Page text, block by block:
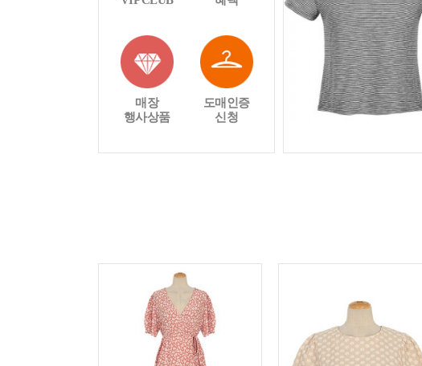
매장
행사상품
도매인증
신청